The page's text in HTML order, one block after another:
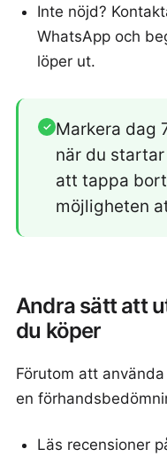
Inte nöjd?
WhatsApp och
löper ut.
✓ Markera dag
när du
att tappa
möjligheten
Andra sätt att
du köper
Förutom att
en
Läs recensioner